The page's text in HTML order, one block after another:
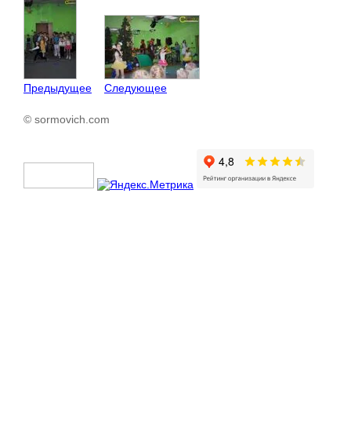
Предыдущее Следующее
© sormovich.com